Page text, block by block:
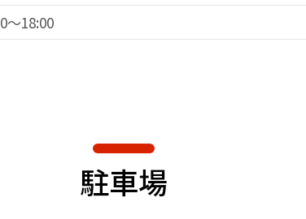
～18:00
駐車場